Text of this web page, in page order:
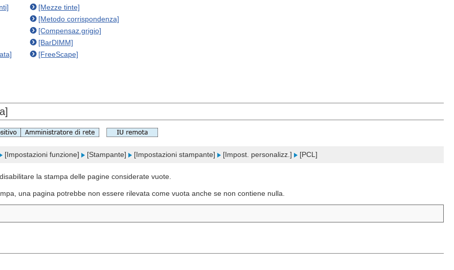
[Mezze tinte]
[Metodo corrispondenza]
[Compensaz.grigio]
[BarDIMM]
[FreeScape]
[Impostazioni funzione] [Stampante] [Impostazioni stampante] [Impost. personalizz.] [PCL]
la stampa delle pagine considerate vuote.
una pagina potrebbe non essere rilevata come vuota anche se non contiene nulla.